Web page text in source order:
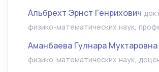
Альбрехт Эрнст Генрихович
физико-математических наук,
Аманбаева Гулнара Муктаровна
физико-математических наук,